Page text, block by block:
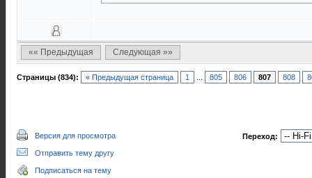
«« Предыдущая Следующая »»
Страницы (834): « Предыдущая страница 1 805 806 807 808
Версия для просмотра
Отправить тему другу
Подписаться на тему
Переход: